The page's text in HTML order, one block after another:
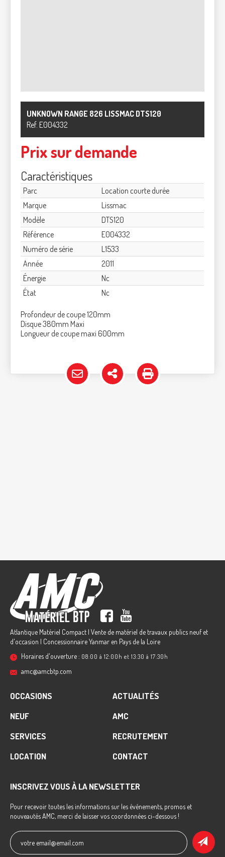
UNKNOWN RANGE 826 LISSMAC DTS120
Ref. E004332
Prix sur demande
Caractéristiques
Parc
Location courte durée
Marque
Lissmac
Modèle
DTS120
Référence
E004332
Numéro de série
L1533
Année
2011
Énergie
Nc
État
Nc
Profondeur de coupe 120mm
Disque 380mm Maxi
Longueur de coupe maxi 600mm
Atlantique Matériel Compact | Vente de matériel de travaux publics neuf et
d'occasion | Concessionnaire Yanmar en Pays de la Loire
Horaires d'ouverture : 08:00 à 12:00h et 13:30 à 17:30h
amc@amcbtp.com
OCCASIONS
NEUF
SERVICES
LOCATION
ACTUALITÉS
AMC
RECRUTEMENT
CONTACT
INSCRIVEZ VOUS À LA NEWSLETTER
Pour recevoir toutes les informations sur les événements, promos et
nouveautés AMC, merci de laisser vos coordonnées ci-dessous !
votre email@email.com